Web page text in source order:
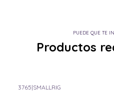
PUEDE QUE TE
Productos
3765|SMALLRIG